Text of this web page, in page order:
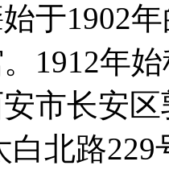
于1902
1912年
市长安
白北路